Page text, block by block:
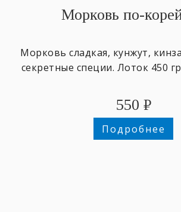
Морковь по-
Морковь сладкая, кунжут,
секретные специи. Лоток 450
550 ₽
Подробнее